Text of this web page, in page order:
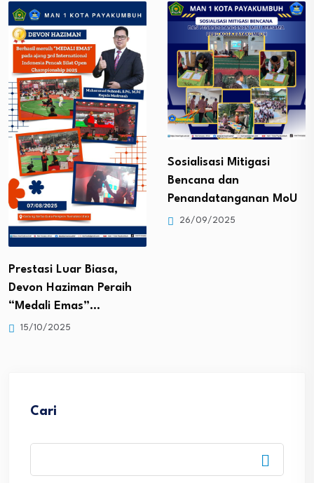
Sosialisasi Mitigasi
Bencana dan
Penandatanganan MoU
26/09/2025
Studi Lapangan di UNP
26/09/2025
Cari